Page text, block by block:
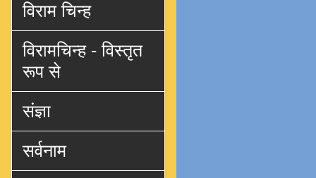
विराम चिन्ह
विरामचिन्ह - विस्तृत
रूप से
संज्ञा
सर्वनाम